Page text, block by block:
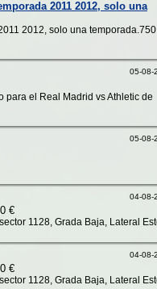
2011 2012, solo una
2012, solo una
05-08-
el Real Madrid vs Athletic de
05-08-
04-08-
€
1128, Grada Baja, Lateral
04-08-
€
1128, Grada Baja, Lateral